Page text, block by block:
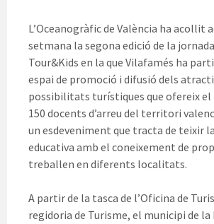
L’Oceanogràfic de València ha acollit
setmana la segona edició de la
Tour&Kids en la que Vilafamés ha
espai de promoció i difusió dels
possibilitats turístiques que ofereix el
150 docents d’arreu del territori
un esdeveniment que tracta de teixir
educativa amb el coneixement de
treballen en diferents localitats.
A partir de la tasca de l’Oficina de
regidoria de Turisme, el municipi de la